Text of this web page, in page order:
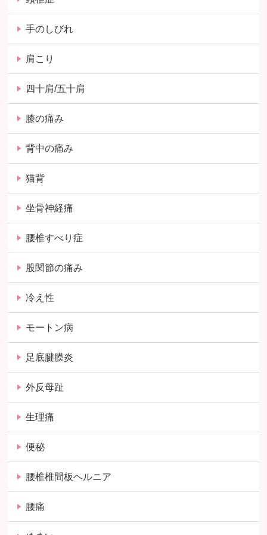
手のしびれ
肩こり
四十肩/五十肩
膝の痛み
背中の痛み
猫背
坐骨神経痛
腰椎すべり症
股関節の痛み
冷え性
モートン病
足底腱膜炎
外反母趾
生理痛
便秘
腰椎椎間板ヘルニア
腰痛